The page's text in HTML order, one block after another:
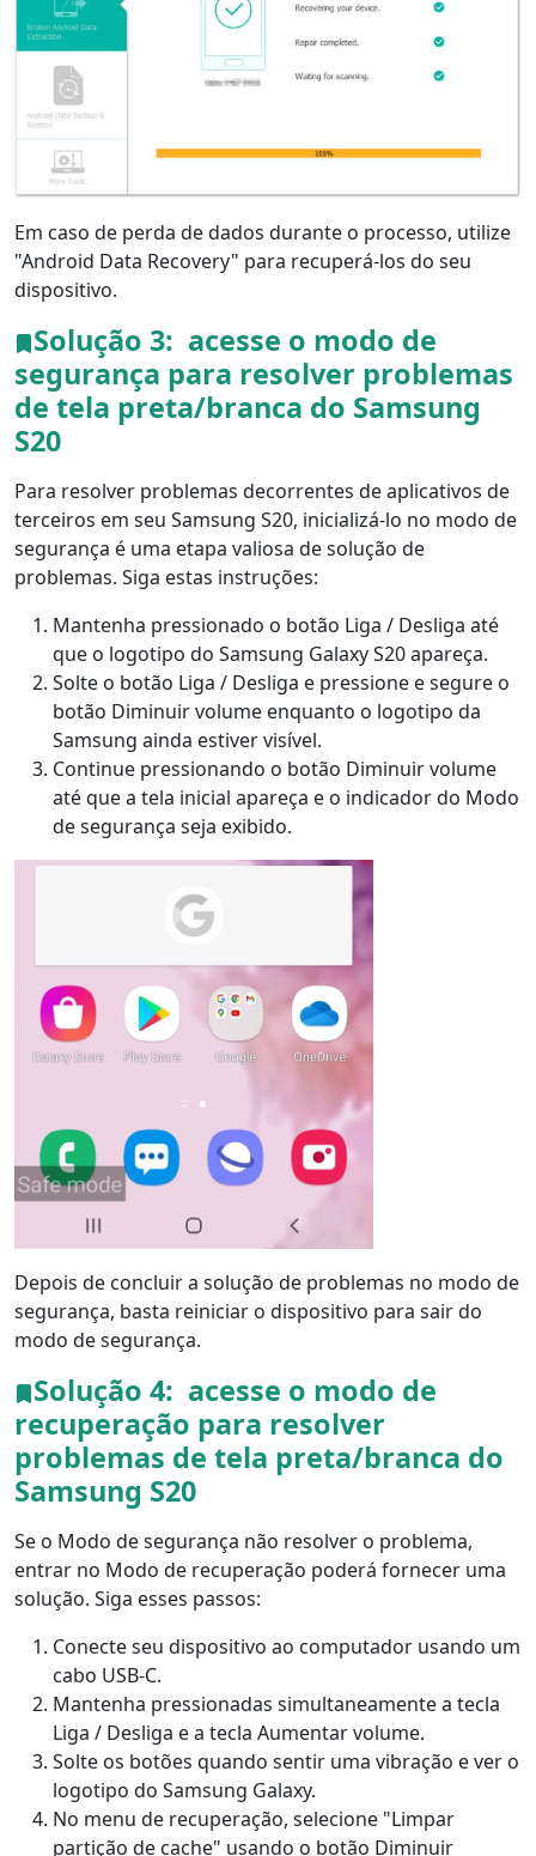
Em caso de perda de dados durante o processo, utilize
"Android Data Recovery" para recuperá-los do seu
dispositivo.
Solução 3: acesse o modo de
segurança para resolver problemas
de tela preta/branca do Samsung
S20
Para resolver problemas decorrentes de aplicativos de
terceiros em seu Samsung S20, inicializá-lo no modo de
segurança é uma etapa valiosa de solução de
problemas. Siga estas instruções:
Mantenha pressionado o botão Liga / Desliga até
que o logotipo do Samsung Galaxy S20 apareça.
Solte o botão Liga / Desliga e pressione e segure o
botão Diminuir volume enquanto o logotipo da
Samsung ainda estiver visível.
Continue pressionando o botão Diminuir volume
até que a tela inicial apareça e o indicador do Modo
de segurança seja exibido.
Depois de concluir a solução de problemas no modo de
segurança, basta reiniciar o dispositivo para sair do
modo de segurança.
Solução 4: acesse o modo de
recuperação para resolver
problemas de tela preta/branca do
Samsung S20
Se o Modo de segurança não resolver o problema,
entrar no Modo de recuperação poderá fornecer uma
solução. Siga esses passos:
Conecte seu dispositivo ao computador usando um
cabo USB-C.
Mantenha pressionadas simultaneamente a tecla
Liga / Desliga e a tecla Aumentar volume.
Solte os botões quando sentir uma vibração e ver o
logotipo do Samsung Galaxy.
No menu de recuperação, selecione "Limpar
partição de cache" usando o botão Diminuir
Interruptor de idioma
English Nederlands
日本
Español
Deutsche
Français
Italiano
Norsk
Dansk
Ελληνικά
Türk
русский
हिंदी
Bahasa Melayu
Română
Polskie
қазақ
Gaeilge
繁體中文